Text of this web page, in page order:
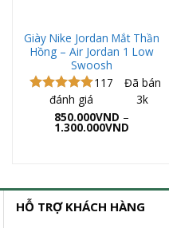
Giày Nike Jordan Mắt Thần
Hồng – Air Jordan 1 Low
Swoosh
Được xếp
hạng5.00
5 sao
117
đánh giá
Đã bán
3k
850.000VND –
1.300.000VND
HỖ TRỢ KHÁCH HÀNG